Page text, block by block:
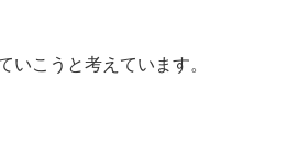
いこうと考えています。